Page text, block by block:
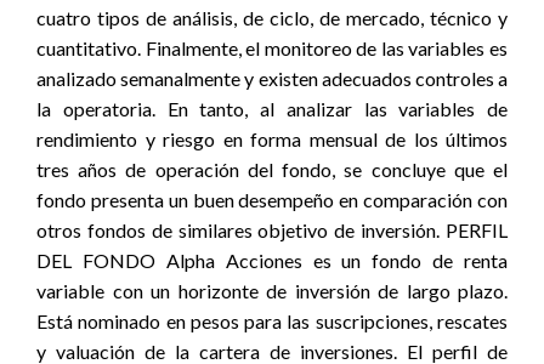
cuatro tipos de análisis, de ciclo, de mercado, técnico y
cuantitativo. Finalmente, el monitoreo de las variables es
analizado semanalmente y existen adecuados controles a
la operatoria. En tanto, al analizar las variables de
rendimiento y riesgo en forma mensual de los últimos
tres años de operación del fondo, se concluye que el
fondo presenta un buen desempeño en comparación con
otros fondos de similares objetivo de inversión. PERFIL
DEL FONDO Alpha Acciones es un fondo de renta
variable con un horizonte de inversión de largo plazo.
Está nominado en pesos para las suscripciones, rescates
y valuación de la cartera de inversiones. El perfil de